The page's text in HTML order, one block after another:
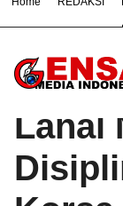
# Bekasi
Beranda/Berita
Lanal